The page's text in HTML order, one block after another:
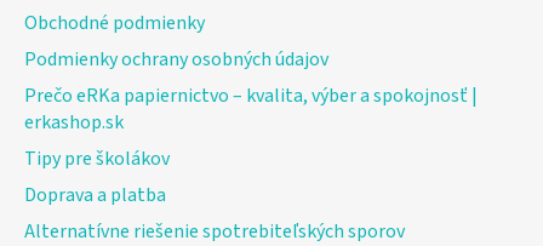
Obchodné podmienky
Podmienky ochrany osobných údajov
Prečo eRKa papiernictvo – kvalita, výber a spokojnosť |
erkashop.sk
Tipy pre školákov
Doprava a platba
Alternatívne riešenie spotrebiteľských sporov